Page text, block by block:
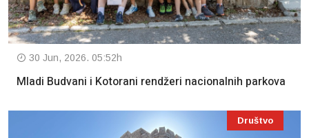
30 Jun, 2026. 05:52h
Mladi Budvani i Kotorani rendžeri nacionalnih parkova
Društvo